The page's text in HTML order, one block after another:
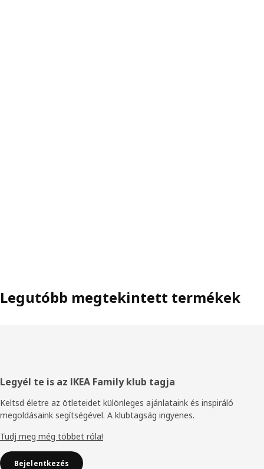
Legutóbb megtekintett termékek
Élőláb
Legyél te is az IKEA Family klub tagja
Keltsd életre az ötleteidet különleges ajánlataink és inspiráló
megoldásaink segítségével. A klubtagság ingyenes.
Tudj meg még többet róla!
Bejelentkezés